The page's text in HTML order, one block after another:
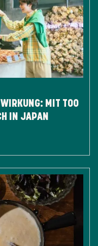
​MIT TOO
IN JAPAN